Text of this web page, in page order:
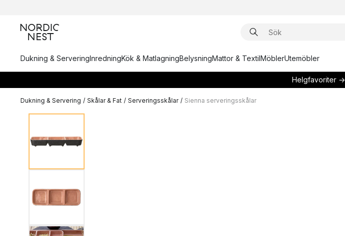
Dukning & ServeringInredningKök & MatlagningBelysningMattor & TextilMöblerUtemöbler
Helgfavoriter →
Dukning & Servering / Skålar & Fat / Serveringsskålar / Sienna serveringsskålar